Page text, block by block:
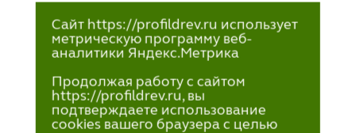
Сайт https://profildrev.ru использует
метрическую программу веб-
аналитики Яндекс.Метрика
Продолжая работу с сайтом
https://profildrev.ru, вы
подтверждаете использование
cookies вашего браузера с целью